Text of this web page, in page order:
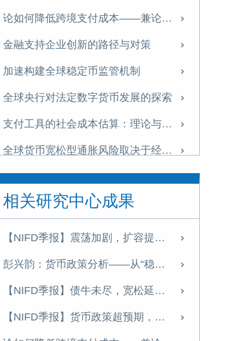
论如何降低跨境支付成本——兼论中央银行流动桥机制
金融支持企业创新的路径与对策
加速构建全球稳定币监管机制
全球央行对法定数字货币发展的探索
支付工具的社会成本估算：理论与国际实践
全球货币宽松型通胀风险取决于经济复苏程度
国内财政国库库款与货币政策：一个分析框架
法定数字货币相关问题认识及建议
相关研究中心成果
【NIFD季报】震荡加剧，扩容提速——2025H1债券市场
彭兴韵：货币政策分析——从“稳健”到“适度宽松”
【NIFD季报】债牛未尽，宽松延续——2024年度债券市场
【NIFD季报】货币政策超预期，债市回调明显——2024Q3债券市场